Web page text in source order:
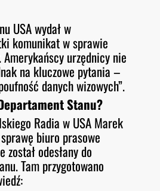
USA wydał w
komunikat w sprawie
urzędnicy nie
na kluczowe pytania –
danych wizowych”.
Stanu?
Radia w USA Marek
biuro prasowe
został odesłany do
Tam przygotowano